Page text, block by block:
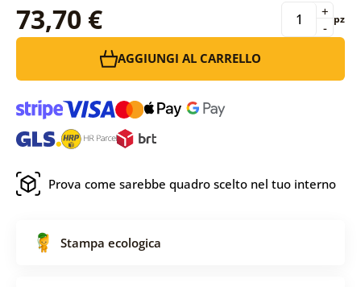
73,70 € -
+ pz
AGGIUNGI AL CARRELLO
Prova come sarebbe quadro scelto nel tuo interno
Stampa ecologica